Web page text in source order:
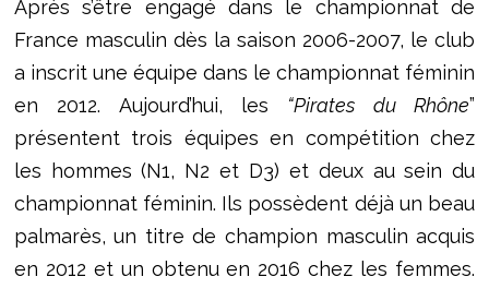
Après s’être engagé dans le championnat de
France masculin dès la saison 2006-2007, le club
a inscrit une équipe dans le championnat féminin
en 2012. Aujourd’hui, les “Pirates du Rhône”
présentent trois équipes en compétition chez
les hommes (N1, N2 et D3) et deux au sein du
championnat féminin. Ils possèdent déjà un beau
palmarès, un titre de champion masculin acquis
en 2012 et un obtenu en 2016 chez les femmes.